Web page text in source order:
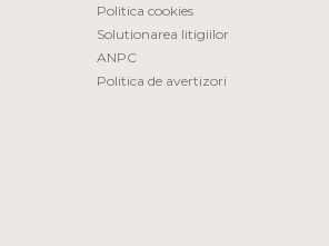
Politica cookies
Solutionarea litigiilor
ANPC
Politica de avertizori